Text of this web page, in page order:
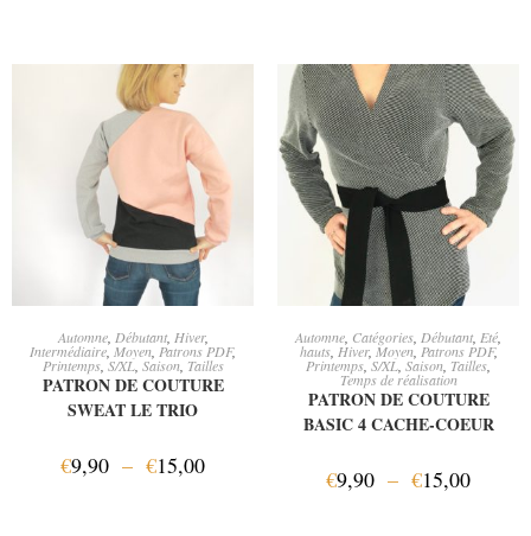
CHOIX DES OPTIONS
Automne, Débutant, Hiver,
Intermédiaire, Moyen Patrons PDF,
Printemps,S/XL, Saison, Tailles
PATRON DE COUTURE
SWEAT LE TRIO
€9,90 – €15,00
CHOIX DES OPTIONS
Automne Catégories Débutant Eté
hauts, Hiver, Moyen, Patrons PDF,
Printemps ,S/XL Saison Tailles
Temps de réalisation
PATRON DE COUTURE
BASIC 4 CACHE-COEUR
€9,90 – €15,00